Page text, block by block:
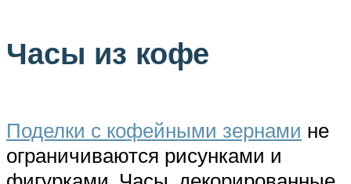
Часы из кофе
Поделки с кофейными зернами не
ограничиваются рисунками и